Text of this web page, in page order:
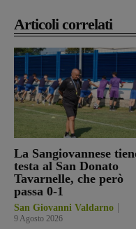
Articoli correlati
La Sangiovannese
testa al San Donato
Tavarnelle, che però
passa 0-1
San Giovanni Valdarno
9 Agosto 2026